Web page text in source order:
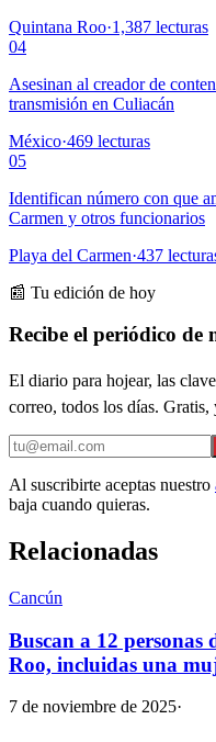
Quintana Roo·1,387 lecturas
04
Asesinan al creador de
transmisión en Culiacán
México·469 lecturas
05
Identifican número con que
Carmen y otros funcionarios
Playa del Carmen·437
📰 Tu edición de hoy
Recibe el periódico de
El diario para hojear, las
correo, todos los días.
Al suscribirte aceptas nuestro
baja cuando quieras.
Relacionadas
Cancún
Buscan a 12 personas
Roo, incluidas una
7 de noviembre de 2025·